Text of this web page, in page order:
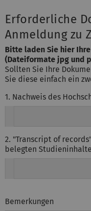
Erforderliche
Anmeldung zu
Bitte laden Sie hier
(Dateiformate jpg und
Sollten Sie Ihre
Sie diese einfach ein
1. Nachweis des
2. "Transcript of
belegten Studieninhalte
Bemerkungen